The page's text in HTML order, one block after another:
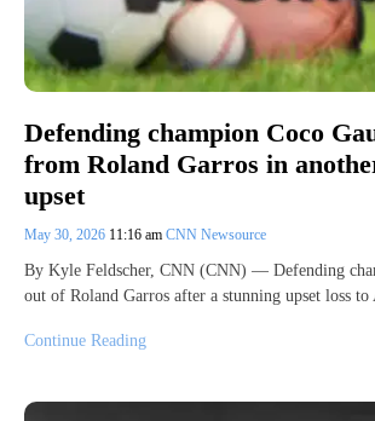
Defending champion Coco
from Roland Garros in
upset
May 30, 2026 11:16 am CNN Newsource
By Kyle Feldscher, CNN (CNN) — Defending
out of Roland Garros after a stunning upset loss to
Continue Reading